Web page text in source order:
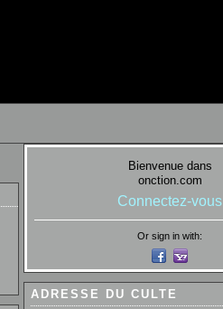
Bienvenue dans
onction.com
Connectez-vous
Or sign in with:
ADRESSE DU CULTE